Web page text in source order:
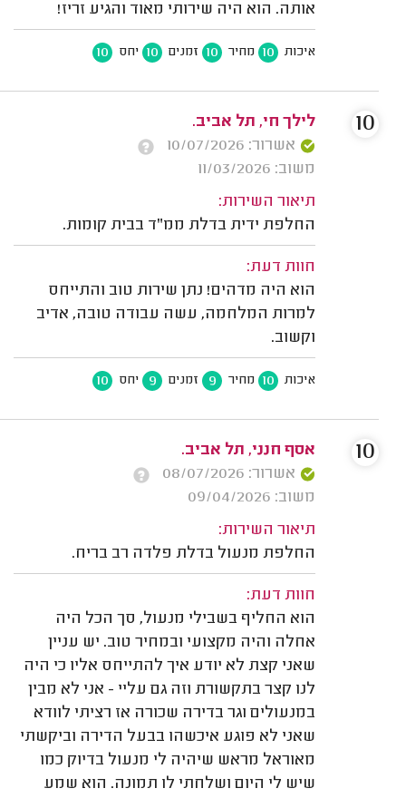
אותה. הוא היה שירותי מאוד והגיע זריז!
איכות 10 מחיר 10 זמנים 10 יחס 10
לילך חי, תל אביב.
אשרור: 10/07/2026
משוב: 11/03/2026
תיאור השירות:
החלפת ידית בדלת ממ"ד בבית קומות.
חוות דעת:
הוא היה מדהים! נתן שירות טוב והתייחס
למרות המלחמה, עשה עבודה טובה, אדיב
וקשוב.
איכות 10 מחיר 9 זמנים 9 יחס 10
10
אסף חנני, תל אביב.
אשרור: 08/07/2026
משוב: 09/04/2026
תיאור השירות:
החלפת מנעול בדלת פלדה רב בריח.
חוות דעת:
הוא החליף בשבילי מנעול, סך הכל היה
אחלה והיה מקצועי ובמחיר טוב. יש עניין
שאני קצת לא יודע איך להתייחס אליו כי היה
לנו קצר בתקשורת וזה גם עליי - אני לא מבין
במנעולים וגר בדירה שכורה אז רציתי לוודא
שאני לא פוגע איכשהו בבעל הדירה וביקשתי
מאוראל מראש שיהיה לי מנעול בדיוק כמו
שיש לי היום ושלחתי לו תמונה. הוא שמע
10